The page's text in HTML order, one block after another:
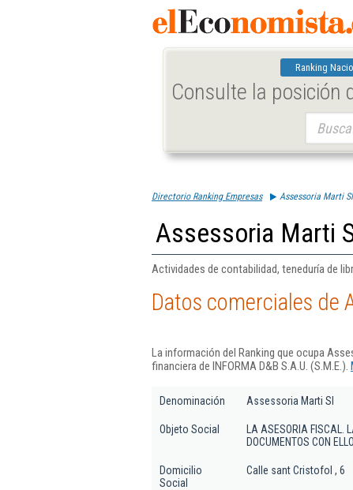
Ranking
Consulte la posición
Directorio Ranking Empresas Assessoria Marti Sl
Assessoria Marti
Actividades de contabilidad, teneduría de
Datos comerciales de
La información del Ranking que ocupa
financiera de INFORMA D&B S.A.U. (S.M.E.).
Denominación Assessoria Marti Sl
Objeto Social
LA ASESORIA FISCAL.
DOCUMENTOS CON
Domicilio
Social
Calle sant Cristofol , 6